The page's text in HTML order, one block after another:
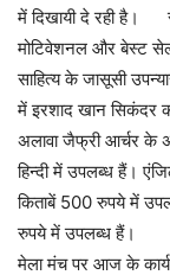
में दिखायी दे रही है।
मोटिवेशनल और बेस्ट
साहित्य के जासूसी
में इरशाद खान सिकंदर
अलावा जैफ्री आर्चर के
हिन्दी में उपलब्ध हैं।
किताबें 500 रुपये में
रुपये में उपलब्ध हैं।
मेला मंच पर आज के